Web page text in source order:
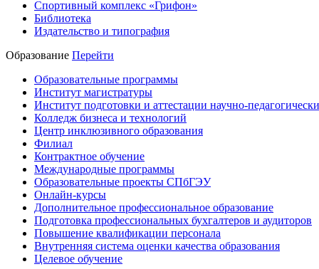
Спортивный комплекс «Грифон»
Библиотека
Издательство и типография
Образование Перейти
Образовательные программы
Институт магистратуры
Институт подготовки и аттестации научно-
Колледж бизнеса и технологий
Центр инклюзивного образования
Филиал
Контрактное обучение
Международные программы
Образовательные проекты СПбГЭУ
Онлайн-курсы
Дополнительное профессиональное образование
Подготовка профессиональных бухгалтеров и аудиторов
Повышение квалификации персонала
Внутренняя система оценки качества образования
Целевое обучение